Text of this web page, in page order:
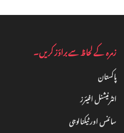
زمرہ کے لحاظ سے براؤز کریں۔
پاکستان
انٹرنیشنل افیئرز
سائنس اور ٹیکنالوجی